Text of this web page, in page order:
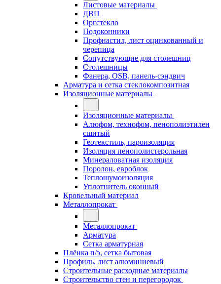
Листовые материалы
ДВП
Оргстекло
Подоконники
Профнастил, лист оцинкованный и
черепица
Сопутствующие для столешниц
Столешницы
Фанера, OSB, панель-сэндвич
Арматура и сетка стеклокомпозитная
Изоляционные материалы
Изоляционные материалы
Алюфом, технофом, пенополиэтилен
сшитый
Геотекстиль, пароизоляция
Изоляция пенополистерольная
Минераловатная изоляция
Поролон, евроблок
Теплошумоизоляция
Уплотнитель оконный
Кровельный материал
Металлопрокат
Металлопрокат
Арматура
Сетка арматурная
Плёнка п/э, сетка бытовая
Профиль, лист алюминиевый
Строительные расходные материалы
Строительство стен и перегородок